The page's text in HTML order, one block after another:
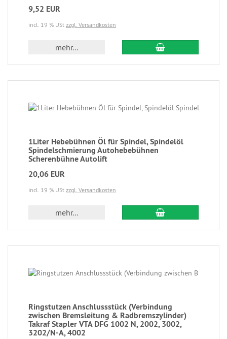
9,52 EUR
incl. 19 % USt zzgl. Versandkosten
mehr...
1Liter Hebebühnen Öl für Spindel, Spindelöl
Spindelschmierung Autohebebühnen
Scherenbühne Autolift
20,06 EUR
incl. 19 % USt zzgl. Versandkosten
mehr...
Ringstutzen Anschlussstück (Verbindung
zwischen Bremsleitung & Radbremszylinder)
Takraf Stapler VTA DFG 1002 N, 2002, 3002,
3202/N-A, 4002